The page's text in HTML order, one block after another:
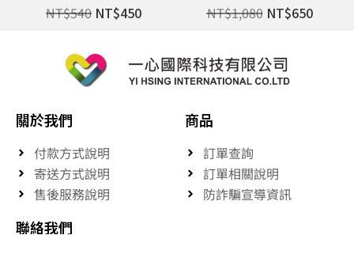
NT$540 NT$450
NT$1,080 NT$650
關於我們
付款方式說明
寄送方式說明
售後服務說明
商品
訂單查詢
訂單相關說明
防詐騙宣導資訊
聯絡我們